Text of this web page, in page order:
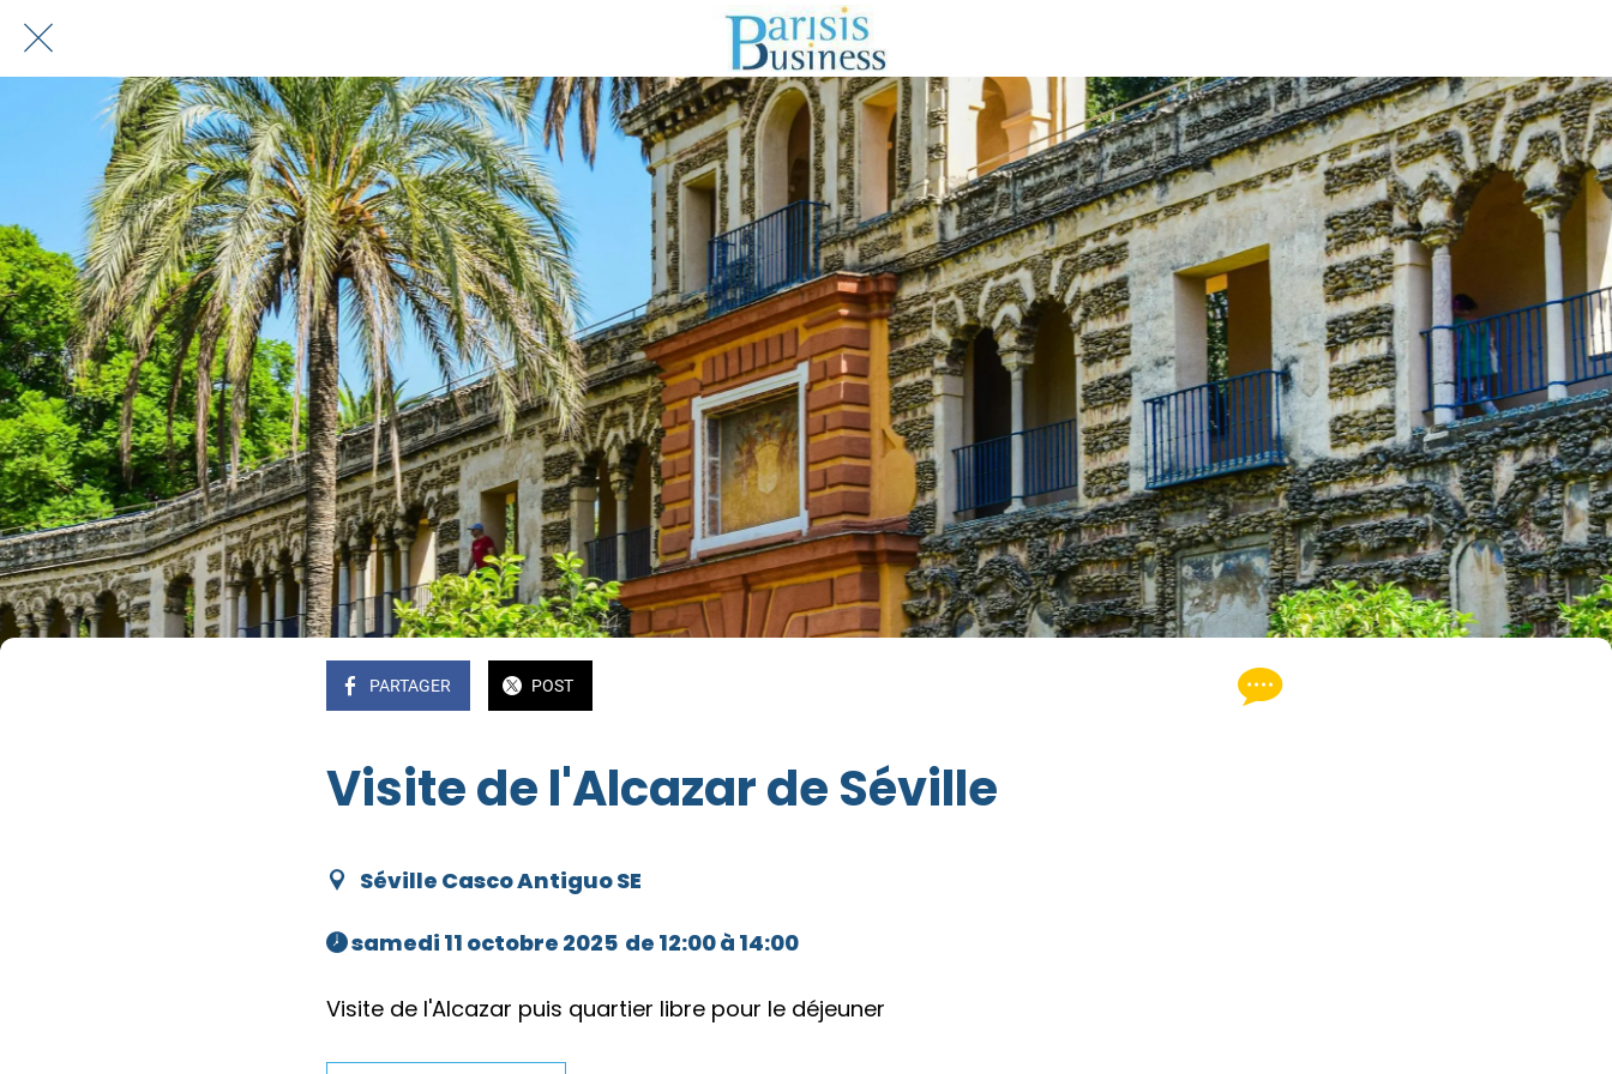
PARTAGER POST
Visite de l'Alcazar de Séville
Séville Casco Antiguo SE
samedi 11 octobre 2025  de 12:00 à 14:00
Visite de l'Alcazar puis quartier libre pour le déjeuner